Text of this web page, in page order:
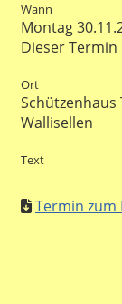
Wann
Montag
Dieser
Ort
Schützenhaus
Wallisellen
Text
Termin zum